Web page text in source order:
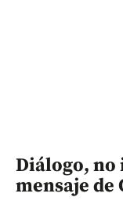
Diálogo,
mensaje de